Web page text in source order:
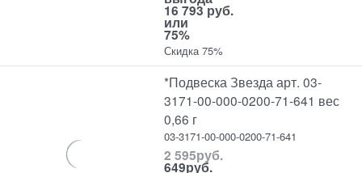
16 793 руб.
или
75%
Скидка 75%
*Подвеска Звезда арт. 03-
3171-00-000-0200-71-641 вес
0,66 г
03-3171-00-000-0200-71-641
2 595руб.
649руб.